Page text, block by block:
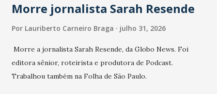
Morre jornalista Sarah Resende
Por Lauriberto Carneiro Braga julho 31, 2026
Morre a jornalista Sarah Resende, da Globo News. Foi
editora sênior, roteirista e produtora de Podcast.
Trabalhou também na Folha de São Paulo.